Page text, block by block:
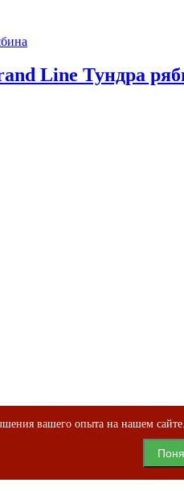
вашего опыта на нашем
Line Тундра